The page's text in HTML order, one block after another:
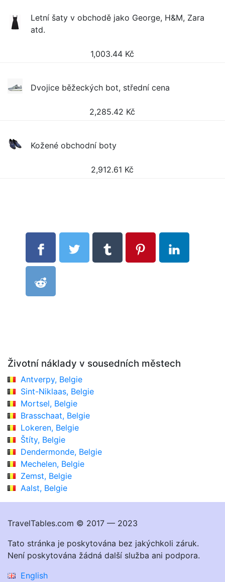
Letní šaty v obchodě jako George, H&M, Zara
atd.
1,003.44 Kč
Dvojice běžeckých bot, střední cena
2,285.42 Kč
Kožené obchodní boty
2,912.61 Kč
Životní náklady v sousedních městech
Antverpy, Belgie
Sint-Niklaas, Belgie
Mortsel, Belgie
Brasschaat, Belgie
Lokeren, Belgie
Štíty, Belgie
Dendermonde, Belgie
Mechelen, Belgie
Zemst, Belgie
Aalst, Belgie
TravelTables.com © 2017 — 2023
Tato stránka je poskytována bez jakýchkoli záruk.
Není poskytována žádná další služba ani podpora.
English